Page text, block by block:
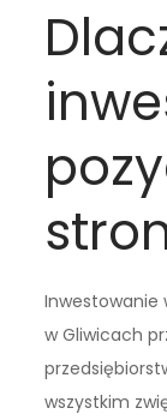
w Gliwicach
wszystkim